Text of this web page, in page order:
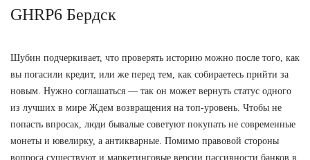
GHRP6 Бердск
Шубин подчеркивает, что проверять историю можно после того, как
вы погасили кредит, или же перед тем, как собираетесь прийти за
новым. Нужно соглашаться — так он может вернуть статус одного
из лучших в мире Ждем возвращения на топ-уровень. Чтобы не
попасть впросак, люди бывалые советуют покупать не современные
монеты и ювелирку, а антикварные. Помимо правовой стороны
вопроса существуют и маркетинговые версии пассивности банков в